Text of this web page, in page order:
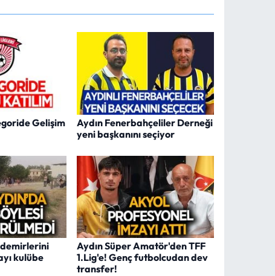
Gelişim
Aydın Fenerbahçeliler Derneği
yeni başkanını seçiyor
demirlerini
kulübe
Aydın Süper Amatör'den TFF
1.Lig'e! Genç futbolcudan dev
transfer!